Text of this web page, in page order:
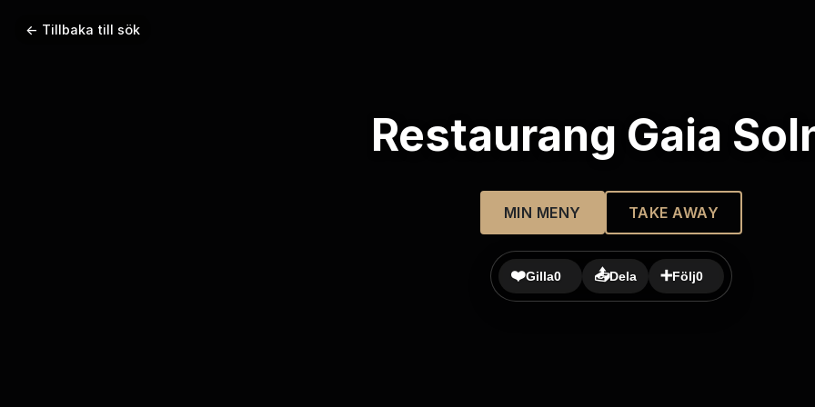
← Tillbaka till sök
Restaurang Gaia
MIN MENY TAKE AWAY
❤️Gilla0 📤Dela ➕Följ0